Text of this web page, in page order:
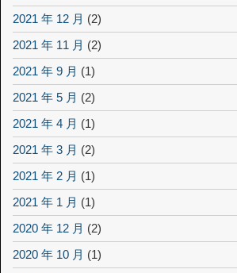
2021 年 12 月 (2)
2021 年 11 月 (2)
2021 年 9 月 (1)
2021 年 5 月 (2)
2021 年 4 月 (1)
2021 年 3 月 (2)
2021 年 2 月 (1)
2021 年 1 月 (1)
2020 年 12 月 (2)
2020 年 10 月 (1)